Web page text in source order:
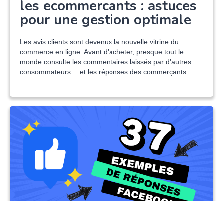
les ecommercants : astuces
pour une gestion optimale
Les avis clients sont devenus la nouvelle vitrine du
commerce en ligne. Avant d'acheter, presque tout le
monde consulte les commentaires laissés par d'autres
consommateurs… et les réponses des commerçants.